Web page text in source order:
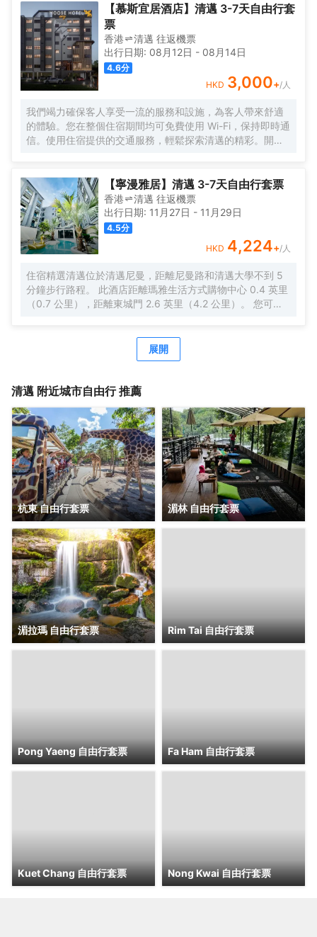
去餐廳享用美餐。每日 8:30 至 11:00 提供免費的當地美食
早餐。 前台只在規定時段有服務人員值班。 有 4 間空調客
房提供液晶電視；您定能在旅途中找到家的舒適。您的精選
舒適床墊卧床備有羽絨被和高檔床上用品。提供免費無線網
絡，方便您與朋友保持聯繫；有線頻道可滿足您的娛樂需
求。浴室提供獨立的浴缸和淋浴，配有大花灑淋浴噴頭和吹
風機。
【慕斯宜居酒店】清邁 3-7天自由行套
票
香港 清邁 往返機票
出行日期: 08月12日 - 08月14日
4.6分
HKD 3,000+/人
我們竭力確保客人享受一流的服務和設施，為客人帶來舒適
的體驗。您在整個住宿期間均可免費使用 Wi-Fi，保持即時通
信。使用住宿提供的交通服務，輕鬆探索清邁的精彩。開車
地的熱門娛樂活動，住宿的票務服務可以為您提供幫助。入
住位於法漢的1卧室-平方米|帶1個獨立浴室，無需大包小
包，洗衣服務可確保您的衣服保持乾淨清新。需要放鬆一下
嗎？您的客房可提供客房送餐服務，讓您的入住更加舒適愉
快。 請注意，為確保所有客人能夠享受更新鮮的空氣，住宿
內嚴禁吸煙。每間客房均以舒適為宗旨，提供一系列設施服
提供空調或寢具用品，以確保您的舒適和便利。 部分精選客
房配有室內視頻流媒體、每日報紙或電視，以確保為客人提
供娛樂。 部分客房配備了沖泡咖啡或茶的器具，您的飲用需
袍、毛巾或吹風機，為您提供便利。 高調開啟假期的美好一
天。在位於法漢的1卧室-平方米|帶1個獨立浴室，您可在早
【寧漫雅居】清邁 3-7天自由行套票
香港 清邁 往返機票
出行日期: 11月27日 - 11月29日
4.5分
HKD 4,224+/人
住宿精選清邁位於清邁尼曼，距離尼曼路和清邁大學不到 5
分鐘步行路程。 此酒店距離瑪雅生活方式購物中心 0.4 英里
（0.7 公里），距離東城門 2.6 英里（4.2 公里）。 您可充
63 間空調客房提供迷你吧和智能電視；您定能在旅途中找到
家的舒適。提供免費無線網絡，方便您與朋友保持聯繫；衞
吹風機和浴袍。便利設施包括電話，以及保險箱和書桌。
展開
清邁 附近城市自由行 推薦
杭東 自由行套票 湄林 自由行套票
湄拉瑪 自由行套票 Rim Tai 自由行套票
Pong Yaeng 自由行套票 Fa Ham 自由行套票
Kuet Chang 自由行套票 Nong Kwai 自由行套票